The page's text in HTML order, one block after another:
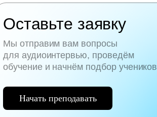
Мы отправим вам вопросы
для аудиоинтервью, проведём
обучение и начнём подбор учеников
Оставьте заявку
Начать преподавать